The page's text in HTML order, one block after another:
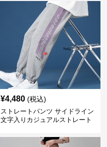
¥4,480 (税込)
ストレートパンツ サイドライン
文字入りカジュアルストレート